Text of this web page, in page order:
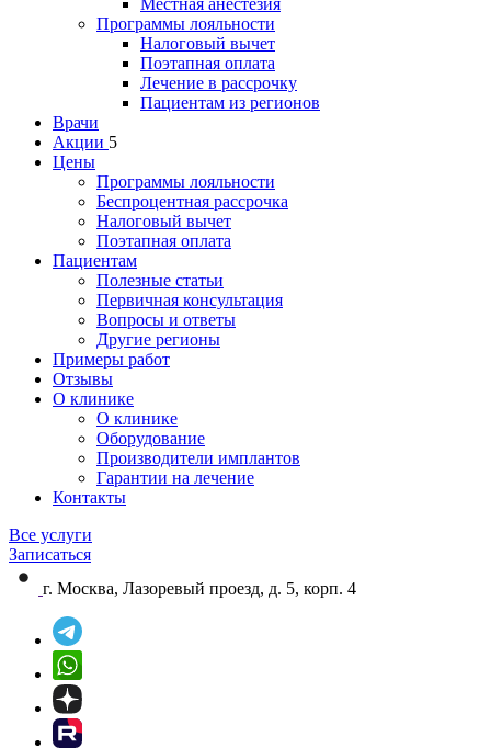
Местная анестезия
Программы лояльности
Налоговый вычет
Поэтапная оплата
Лечение в рассрочку
Пациентам из регионов
Врачи
Акции 5
Цены
Программы лояльности
Беспроцентная рассрочка
Налоговый вычет
Поэтапная оплата
Пациентам
Полезные статьи
Первичная консультация
Вопросы и ответы
Другие регионы
Примеры работ
Отзывы
О клинике
О клинике
Оборудование
Производители имплантов
Гарантии на лечение
Контакты
Все услуги
Записаться
г. Москва, Лазоревый проезд, д. 5, корп. 4